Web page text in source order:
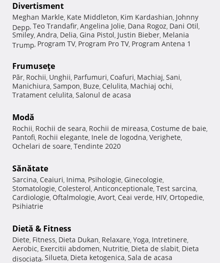
Divertisment
Meghan Markle, Kate Middleton, Kim Kardashian, Johnny
Depp, Teo Trandafir, Angelina Jolie, Dana Rogoz, Dani Otil,
Smiley, Andra, Delia, Gina Pistol, Justin Bieber, Melania
Trump, Program TV, Program Pro TV, Program Antena 1
Frumuseţe
Păr, Rochii, Unghii, Parfumuri, Coafuri, Machiaj, Sani,
Manichiura, Sampon, Buze, Celulita, Machiaj ochi,
Tratament celulita, Salonul de acasa
Modă
Rochii, Rochii de seara, Rochii de mireasa, Costume de baie,
Pantofi, Rochii elegante, Inele de logodna, Verighete,
Ochelari de soare, Tendinte 2020
Sănătate
Sarcina, Ceaiuri, Inima, Psihologie, Ginecologie,
Stomatologie, Colesterol, Anticonceptionale, Test sarcina,
Cardiologie, Oftalmologie, Avort, Ceai verde, HIV, Ortopedie,
Psihiatrie
Dietă & Fitness
Diete, Fitness, Dieta Dukan, Relaxare, Yoga, Intretinere,
Aerobic, Exercitii abdomen, Nutritie, Dieta de slabit, Dieta
disociata, Silueta, Dieta ketogenica, Sala de acasa